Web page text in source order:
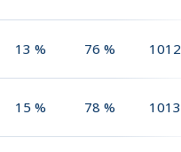
13 % 76 % 1012
15 % 78 % 1013